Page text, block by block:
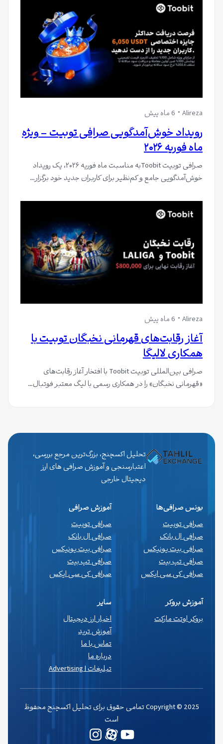
Alireza 6 ماه پیش
رویداد خوش‌آمدگویی صرافی توبیت – ویژه
ماه فوریه ۲۰۲۶
صرافی توبیت Toobitبه مناسبت ماه فوریه ۲۰۲۶، یک رویداد
خوش‌آمدگویی جامع و کم‌نظیر برای کاربران جدید خود برگزار…
Alireza 6 ماه پیش
آغاز رقابت‌های قهرمانی نخبگان توبیت با
همکاری لالیگا
صرافی بین‌المللی توبیت Toobit با افتخار آغاز رقابت‌های
«قهرمانی نخبگان» را در همکاری رسمی با لیگ معتبر فوتبال…
تحلیل اکسچنج، بزرگ‌ترین مرجع بررسی،
اعتبارسنجی و آموزش صرافی های ارز
دیجیتال خارجی
بونس صرافی‌ها
صرافی توبیت
صرافی ال بانک
صرافی بیت یونیکس
صرافی تپ بیت
صرافی کی سی ایکس
آموزش صرافی
صرافی توبیت
صرافی ال بانک
صرافی بیت یونیکس
صرافی تپ بیت
صرافی کی سی ایکس
آموزش بروکر
بروکر اوتت مارکت
سایر
اخبار ارز دیجیتال
آموزش ترید
تماس با ما
درباره ما
تبلیغات | Advertising
یوتیوبوردپرس
Copyright © 2025 تمامی حقوق برای تحلیل اکسچنج محفوظ
است